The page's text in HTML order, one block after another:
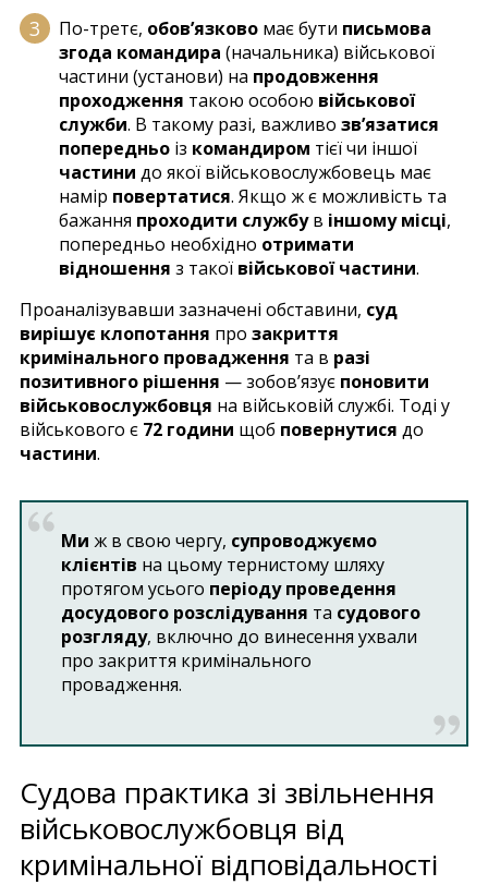
По-третє, обов’язково має бути письмова
згода командира (начальника) військової
частини (установи) на продовження
проходження такою особою військової
служби. В такому разі, важливо зв’язатися
попередньо із командиром тієї чи іншої
частини до якої військовослужбовець має
намір повертатися. Якщо ж є можливість та
бажання проходити службув іншому місці,
попередньо необхідно отримати
відношення з такої військової частини.
Проаналізувавши зазначені обставини, суд
вирішує клопотання про закриття
кримінального провадження та в разі
позитивного рішення — зобов’язує поновити
військовослужбовця на військовій службі. Тоді у
військового є 72 години щоб повернутися до
частини.
Ми ж в свою чергу, супроводжуємо
клієнтів на цьому тернистому шляху
протягом усього періоду проведення
досудового розслідування та судового
розгляду, включно до винесення ухвали
про закриття кримінального
провадження.
Судова практика зі звільнення
військовослужбовця від
кримінальної відповідальності